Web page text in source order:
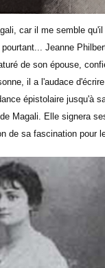
car il me semble
Jeanne
de son épouse,
il a l'audace
épistolaire jusqu'à
Magali. Elle signera
de sa fascination pour